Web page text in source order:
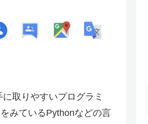
取りやすいプログラミ
みているPythonなどの言